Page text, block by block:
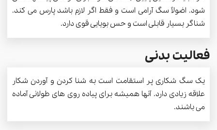
شود. اضولاً سگ آرامی است و فقط اگر لازم باشد پارس می کند.
شناگر بسیار قابلی است و حس بویایی قوی دارد.
فعالیت بدنی
یک سگ شکاری پر استقامت است به شنا کردن و آوردن شکار
علاقه زیادی دارد. آنها همیشه برای پیاده روی های طولانی آماده
می باشند.